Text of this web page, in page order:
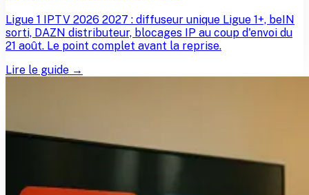
Ligue 1 IPTV 2026 2027 : diffuseur unique Ligue 1+, beIN
sorti, DAZN distributeur, blocages IP au coup d'envoi du
21 août. Le point complet avant la reprise.
Lire le guide →